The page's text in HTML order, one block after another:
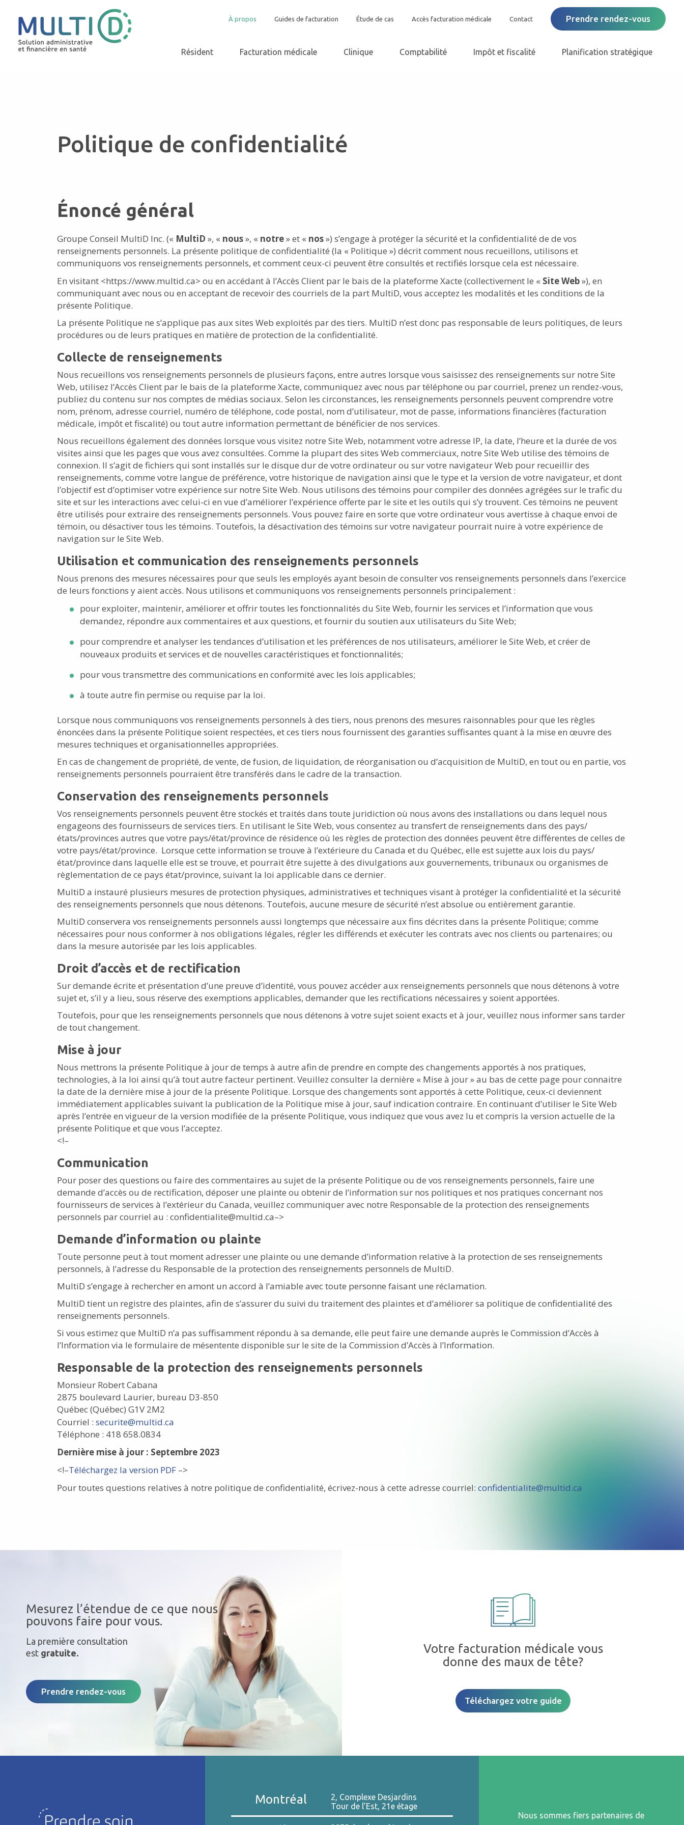
À propos Guides de facturation Étude de cas Accès facturation médicale Contact Prendre rendez-vous
Résident Facturation médicale Clinique Comptabilité Impôt et fiscalité Planification stratégique
Politique de confidentialité
Énoncé général
Groupe Conseil MultiD Inc. (« MultiD », « nous», « notre» et « nos») s’engage à protéger la sécurité et la confidentialité de de vos
renseignements personnels. La présente politique de confidentialité (la « Politique ») décrit comment nous recueillons, utilisons et
communiquons vos renseignements personnels, et comment ceux-ci peuvent être consultés et rectifiés lorsque cela est nécessaire.
En visitant <https://www.multid.ca> ou en accédant à l’Accès Client par le bais de la plateforme Xacte (collectivement le « Site Web»), en
communiquant avec nous ou en acceptant de recevoir des courriels de la part MultiD, vous acceptez les modalités et les conditions de la
présente Politique.
La présente Politique ne s’applique pas aux sites Web exploités par des tiers. MultiD n’est donc pas responsable de leurs politiques, de leurs
procédures ou de leurs pratiques en matière de protection de la confidentialité.
Collecte de renseignements
Nous recueillons vos renseignements personnels de plusieurs façons, entre autres lorsque vous saisissez des renseignements sur notre Site
Web, utilisez l’Accès Client par le bais de la plateforme Xacte, communiquez avec nous par téléphone ou par courriel, prenez un rendez-vous,
publiez du contenu sur nos comptes de médias sociaux. Selon les circonstances, les renseignements personnels peuvent comprendre votre
nom, prénom, adresse courriel, numéro de téléphone, code postal, nom d’utilisateur, mot de passe, informations financières (facturation
médicale, impôt et fiscalité) ou tout autre information permettant de bénéficier de nos services.
Nous recueillons également des données lorsque vous visitez notre Site Web, notamment votre adresse IP, la date, l’heure et la durée de vos
visites ainsi que les pages que vous avez consultées. Comme la plupart des sites Web commerciaux, notre Site Web utilise des témoins de
connexion. Il s’agit de fichiers qui sont installés sur le disque dur de votre ordinateur ou sur votre navigateur Web pour recueillir des
renseignements, comme votre langue de préférence, votre historique de navigation ainsi que le type et la version de votre navigateur, et dont
l’objectif est d’optimiser votre expérience sur notre Site Web. Nous utilisons des témoins pour compiler des données agrégées sur le trafic du
site et sur les interactions avec celui-ci en vue d’améliorer l’expérience offerte par le site et les outils qui s’y trouvent. Ces témoins ne peuvent
être utilisés pour extraire des renseignements personnels. Vous pouvez faire en sorte que votre ordinateur vous avertisse à chaque envoi de
témoin, ou désactiver tous les témoins. Toutefois, la désactivation des témoins sur votre navigateur pourrait nuire à votre expérience de
navigation sur le Site Web.
Utilisation et communication des renseignements personnels
Nous prenons des mesures nécessaires pour que seuls les employés ayant besoin de consulter vos renseignements personnels dans l’exercice
de leurs fonctions y aient accès. Nous utilisons et communiquons vos renseignements personnels principalement :
pour exploiter, maintenir, améliorer et offrir toutes les fonctionnalités du Site Web, fournir les services et l’information que vous
demandez, répondre aux commentaires et aux questions, et fournir du soutien aux utilisateurs du Site Web;
pour comprendre et analyser les tendances d’utilisation et les préférences de nos utilisateurs, améliorer le Site Web, et créer de
nouveaux produits et services et de nouvelles caractéristiques et fonctionnalités;
pour vous transmettre des communications en conformité avec les lois applicables;
à toute autre fin permise ou requise par la loi.
Lorsque nous communiquons vos renseignements personnels à des tiers, nous prenons des mesures raisonnables pour que les règles
énoncées dans la présente Politique soient respectées, et ces tiers nous fournissent des garanties suffisantes quant à la mise en œuvre des
mesures techniques et organisationnelles appropriées.
En cas de changement de propriété, de vente, de fusion, de liquidation, de réorganisation ou d’acquisition de MultiD, en tout ou en partie, vos
renseignements personnels pourraient être transférés dans le cadre de la transaction.
Conservation des renseignements personnels
Vos renseignements personnels peuvent être stockés et traités dans toute juridiction où nous avons des installations ou dans lequel nous
engageons des fournisseurs de services tiers. En utilisant le Site Web, vous consentez au transfert de renseignements dans des pays/
états/provinces autres que votre pays/état/province de résidence où les règles de protection des données peuvent être différentes de celles de
votre pays/état/province. Lorsque cette information se trouve à l’extérieure du Canada et du Québec, elle est sujette aux lois du pays/
état/province dans laquelle elle est se trouve, et pourrait être sujette à des divulgations aux gouvernements, tribunaux ou organismes de
règlementation de ce pays état/province, suivant la loi applicable dans ce dernier.
MultiD a instauré plusieurs mesures de protection physiques, administratives et techniques visant à protéger la confidentialité et la sécurité
des renseignements personnels que nous détenons. Toutefois, aucune mesure de sécurité n’est absolue ou entièrement garantie.
MultiD conservera vos renseignements personnels aussi longtemps que nécessaire aux fins décrites dans la présente Politique; comme
nécessaires pour nous conformer à nos obligations légales, régler les différends et exécuter les contrats avec nos clients ou partenaires; ou
dans la mesure autorisée par les lois applicables.
Droit d’accès et de rectification
Sur demande écrite et présentation d’une preuve d’identité, vous pouvez accéder aux renseignements personnels que nous détenons à votre
sujet et, s’il y a lieu, sous réserve des exemptions applicables, demander que les rectifications nécessaires y soient apportées.
Toutefois, pour que les renseignements personnels que nous détenons à votre sujet soient exacts et à jour, veuillez nous informer sans tarder
de tout changement.
Mise à jour
Nous mettrons la présente Politique à jour de temps à autre afin de prendre en compte des changements apportés à nos pratiques,
technologies, à la loi ainsi qu’à tout autre facteur pertinent. Veuillez consulter la dernière « Mise à jour » au bas de cette page pour connaitre
la date de la dernière mise à jour de la présente Politique. Lorsque des changements sont apportés à cette Politique, ceux-ci deviennent
immédiatement applicables suivant la publication de la Politique mise à jour, sauf indication contraire. En continuant d’utiliser le Site Web
après l’entrée en vigueur de la version modifiée de la présente Politique, vous indiquez que vous avez lu et compris la version actuelle de la
présente Politique et que vous l’acceptez.
<!–
Communication
Pour poser des questions ou faire des commentaires au sujet de la présente Politique ou de vos renseignements personnels, faire une
demande d’accès ou de rectification, déposer une plainte ou obtenir de l’information sur nos politiques et nos pratiques concernant nos
fournisseurs de services à l’extérieur du Canada, veuillez communiquer avec notre Responsable de la protection des renseignements
personnels par courriel au : confidentialite@multid.ca–>
Demande d’information ou plainte
Toute personne peut à tout moment adresser une plainte ou une demande d’information relative à la protection de ses renseignements
personnels, à l’adresse du Responsable de la protection des renseignements personnels de MultiD.
MultiD s’engage à rechercher en amont un accord à l’amiable avec toute personne faisant une réclamation.
MultiD tient un registre des plaintes, afin de s’assurer du suivi du traitement des plaintes et d’améliorer sa politique de confidentialité des
renseignements personnels.
Si vous estimez que MultiD n’a pas suffisamment répondu à sa demande, elle peut faire une demande auprès le Commission d’Accès à
l’Information via le formulaire de mésentente disponible sur le site de la Commission d’Accès à l’Information.
Responsable de la protection des renseignements personnels
Monsieur Robert Cabana
2875 boulevard Laurier, bureau D3-850
Québec (Québec) G1V 2M2
Courriel : securite@multid.ca
Téléphone : 418 658.0834
Dernière mise à jour : Septembre 2023
<!–Téléchargez la version PDF –>
Pour toutes questions relatives à notre politique de confidentialité, écrivez-nous à cette adresse courriel: confidentialite@multid.ca
Mesurez l’étendue de ce que nous
pouvons faire pour vous.
La première consultation
est gratuite.
Prendre rendez-vous
Votre facturation médicale vous
donne des maux de tête?
Téléchargez votre guide
Montréal
2, Complexe Desjardins
Tour de l’Est, 21e étage
Nous sommes fiers partenaires de